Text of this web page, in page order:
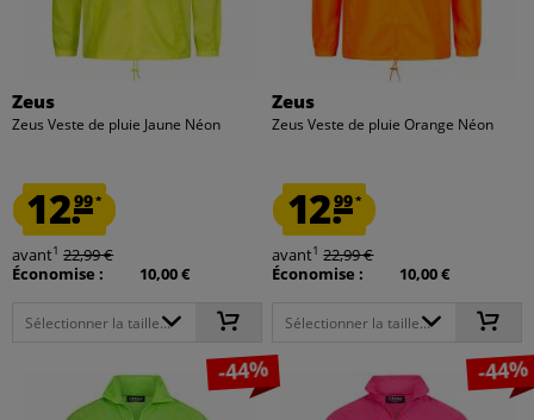
Zeus
Zeus Veste de pluie Jaune Néon
12.99*
avant1 22,99 €
Économise :
10,00 €
Sélectionner la taille...
Zeus
Zeus Veste de pluie Orange Néon
12.99*
avant1 22,99 €
Économise :
10,00 €
Sélectionner la taille...
-44% -44%